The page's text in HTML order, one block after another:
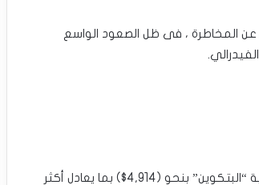
المخاطرة ، فى ظل الصعود الواسع
•سعر البتكوين اليوم :فى بورصة “بتستامب” تراجع سعر العملة الرقمية “البتكوين” بنحو (4,914$) بما يعادل أكثر